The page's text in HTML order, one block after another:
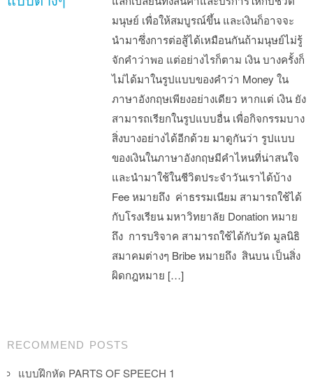
มนุษย์ เพื่อให้สมบูรณ์ขึ้น และเงินก็อาจจะ
นำมาซึ่งการต่อสู้ได้เหมือนกันถ้ามนุษย์ไม่รู้
จักคำว่าพอ แต่อย่างไรก็ตาม เงิน บางครั้งก็
ไม่ได้มาในรูปแบบของคำว่า Money ใน
ภาษาอังกฤษเพียงอย่างเดียว หากแต่ เงิน ยัง
สามารถเรียกในรูปแบบอื่น เพื่อกิจกรรมบาง
สิ่งบางอย่างได้อีกด้วย มาดูกันว่า รูปแบบ
ของเงินในภาษาอังกฤษมีคำไหนที่น่าสนใจ
และนำมาใช้ในชีวิตประจำวันเราได้บ้าง
Fee หมายถึง ค่าธรรมเนียม สามารถใช้ได้
กับโรงเรียน มหาวิทยาลัย Donation หมาย
ถึง การบริจาค สามารถใช้ได้กับวัด มูลนิธิ
สมาคมต่างๆ Bribe หมายถึง สินบน เป็นสิ่ง
ผิดกฎหมาย […]
Post navigation
RECOMMEND POSTS
แบบฝึกหัด PARTS OF SPEECH 1